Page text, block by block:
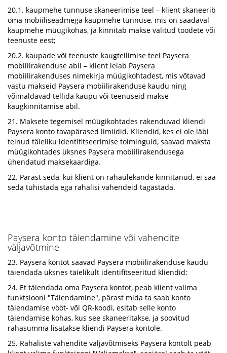
20.1. kaupmehe tunnuse skaneerimise teel – klient skaneerib
oma mobiiliseadmega kaupmehe tunnuse, mis on saadaval
kaupmehe müügikohas, ja kinnitab makse valitud toodete või
teenuste eest;
20.2. kaupade või teenuste kaugtellimise teel Paysera
mobiilirakenduse abil – klient leiab Paysera
mobiilirakenduses nimekirja müügikohtadest, mis võtavad
vastu makseid Paysera mobiilirakenduse kaudu ning
võimaldavad tellida kaupu või teenuseid makse
kaugkinnitamise abil.
21. Maksete tegemisel müügikohtades rakenduvad kliendi
Paysera konto tavapärased limiidid. Kliendid, kes ei ole läbi
teinud täieliku identifitseerimise toiminguid, saavad maksta
müügikohtades üksnes Paysera mobiilirakendusega
ühendatud maksekaardiga.
22. Pärast seda, kui klient on rahaülekande kinnitanud, ei saa
seda tühistada ega rahalisi vahendeid tagastada.
Paysera konto täiendamine või vahendite
väljavõtmine
23. Paysera kontot saavad Paysera mobiilirakenduse kaudu
täiendada üksnes täielikult identifitseeritud kliendid:
24. Et täiendada oma Paysera kontot, peab klient valima
funktsiooni "Täiendamine", pärast mida ta saab konto
täiendamise vööt- või QR-koodi, esitab selle konto
täiendamise kohas, kus see skaneeritakse, ja soovitud
rahasumma lisatakse kliendi Paysera kontole.
25. Rahaliste vahendite väljavõtmiseks Paysera kontolt peab